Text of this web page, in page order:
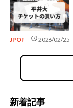
JPOP schedule2026/02/25
新着記事